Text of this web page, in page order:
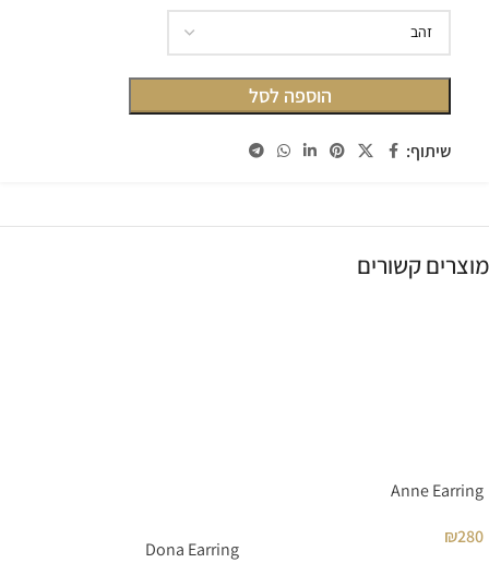
הוספה לסל
שיתוף:
מוצרים קשורים
Anne Earring
₪280
Dona Earring